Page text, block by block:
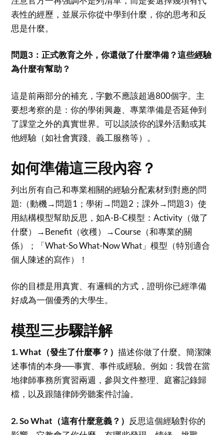
表性的經歷，並展示你從中學到什麼，你的思考和反
思是什麼。
問題3：正式教育之外，你還做了什麼準備？這些經驗
為什麼有幫助？
這是前兩部分的補充，字數不應該超過800個字。主
要想考察的是：你的學術興趣、專業準備是否延伸到
了課堂之外的真實世界。可以談談你的課外活動或其
他經驗（如社會實踐、義工服務等）。
如何準備這三段內容？
列出所有自己和專業相關的經驗分配素材到對應的問
題:（動機→問題1；學術→問題2；課外→問題3）使
用結構模型幫助反思，如A-B-C模型：Activity（做了
什麼）→Benefit（收穫）→Course（和專業的關
係）；「What-So What-Now What」模型（特別適合
個人陳述的寫作）！
你的目標是用真實、有邏輯的方式，證明你已經準備
好成為一個優秀的大學生。
模型三步驟詳解
1. What（發生了什麼事？）描述你做了什麼。簡潔陳
述事情的本身──事實、事件或經驗。例如：我曾在當
地律師事務所實習兩週，參與文件整理、庭審記錄歸
檔，以及跟隨律師旁聽案件討論。
2. So What（這有什麼意義？） 反思這個經驗對你的